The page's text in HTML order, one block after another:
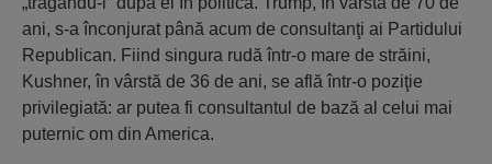
ani, s-a înconjurat până acum de consultanţi ai Partidului
Republican. Fiind singura rudă într-o mare de străini,
Kushner, în vârstă de 36 de ani, se află într-o poziţie
privilegiată: ar putea fi consultantul de bază al celui mai
puternic om din America.